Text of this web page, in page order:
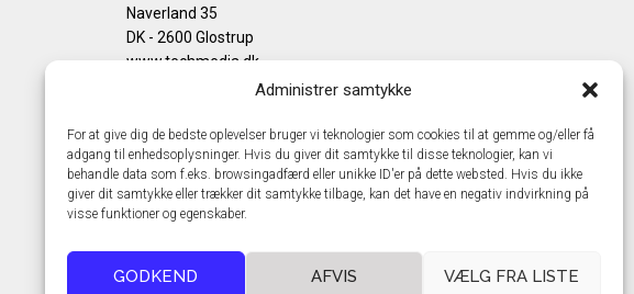
Administrer samtykke
For at give dig de bedste oplevelser bruger vi teknologier som cookies til at gemme og/eller få
adgang til enhedsoplysninger. Hvis du giver dit samtykke til disse teknologier, kan vi
behandle data som f.eks. browsingadfærd eller unikke ID'er på dette websted. Hvis du ikke
giver dit samtykke eller trækker dit samtykke tilbage, kan det have en negativ indvirkning på
visse funktioner og egenskaber.
GODKEND AFVIS VÆLG FRA LISTE
Naverland 35
DK - 2600 Glostrup
www.techmedia.dk
Telefon: +45 43 24 26 28
Privatlivspolitik
Cookiepolitik